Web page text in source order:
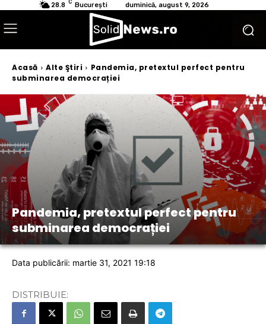
28.8 C București duminică, august 9, 2026
Acasă Alte Ştiri
Pandemia, pretextul perfect pentru
subminarea democrației
Pandemia, pretextul perfect pentru
subminarea democrației
Data publicării: martie 31, 2021 19:18
DISTRIBUIE: